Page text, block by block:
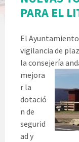
PARA EL
El
vigilancia de
la consejería
mejora
r la
dotació
n de
segurid
ad y